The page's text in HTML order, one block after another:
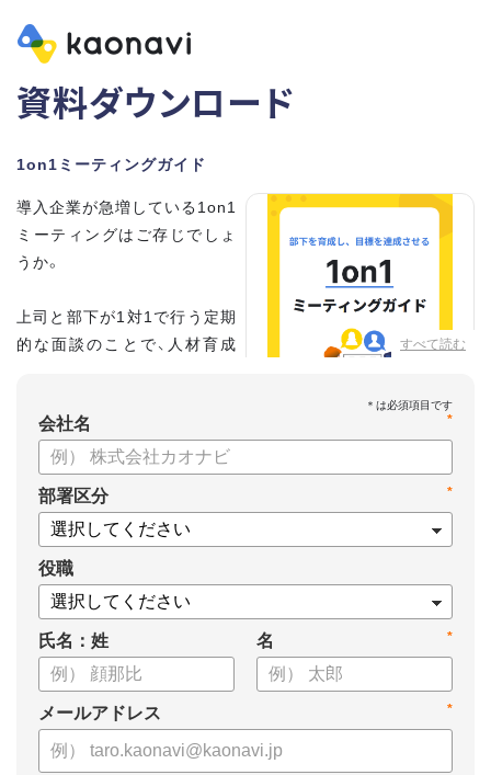
資料ダウンロード
1on1ミーティングガイド
すべて読む
導入企業が急増している1on1
ミーティングはご存じでしょ
うか。
上司と部下が1対1で行う定期
的な面談のことで、人材育成
こちらの資料では、
・1on1とは何か？
・1on1の基本的なやり方
・ 1on1 の基本アジェンダと質問例
についてまとめましたので、ぜひお役立てください。
*
会社名
*
部署区分
役職
氏名：姓 *
名
*
メールアドレス